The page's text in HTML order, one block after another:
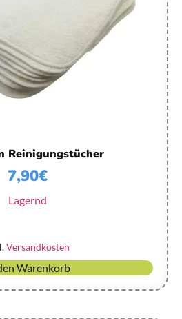
Reinigungstücher
7,90€
Lagernd
Versandkosten
Warenkorb